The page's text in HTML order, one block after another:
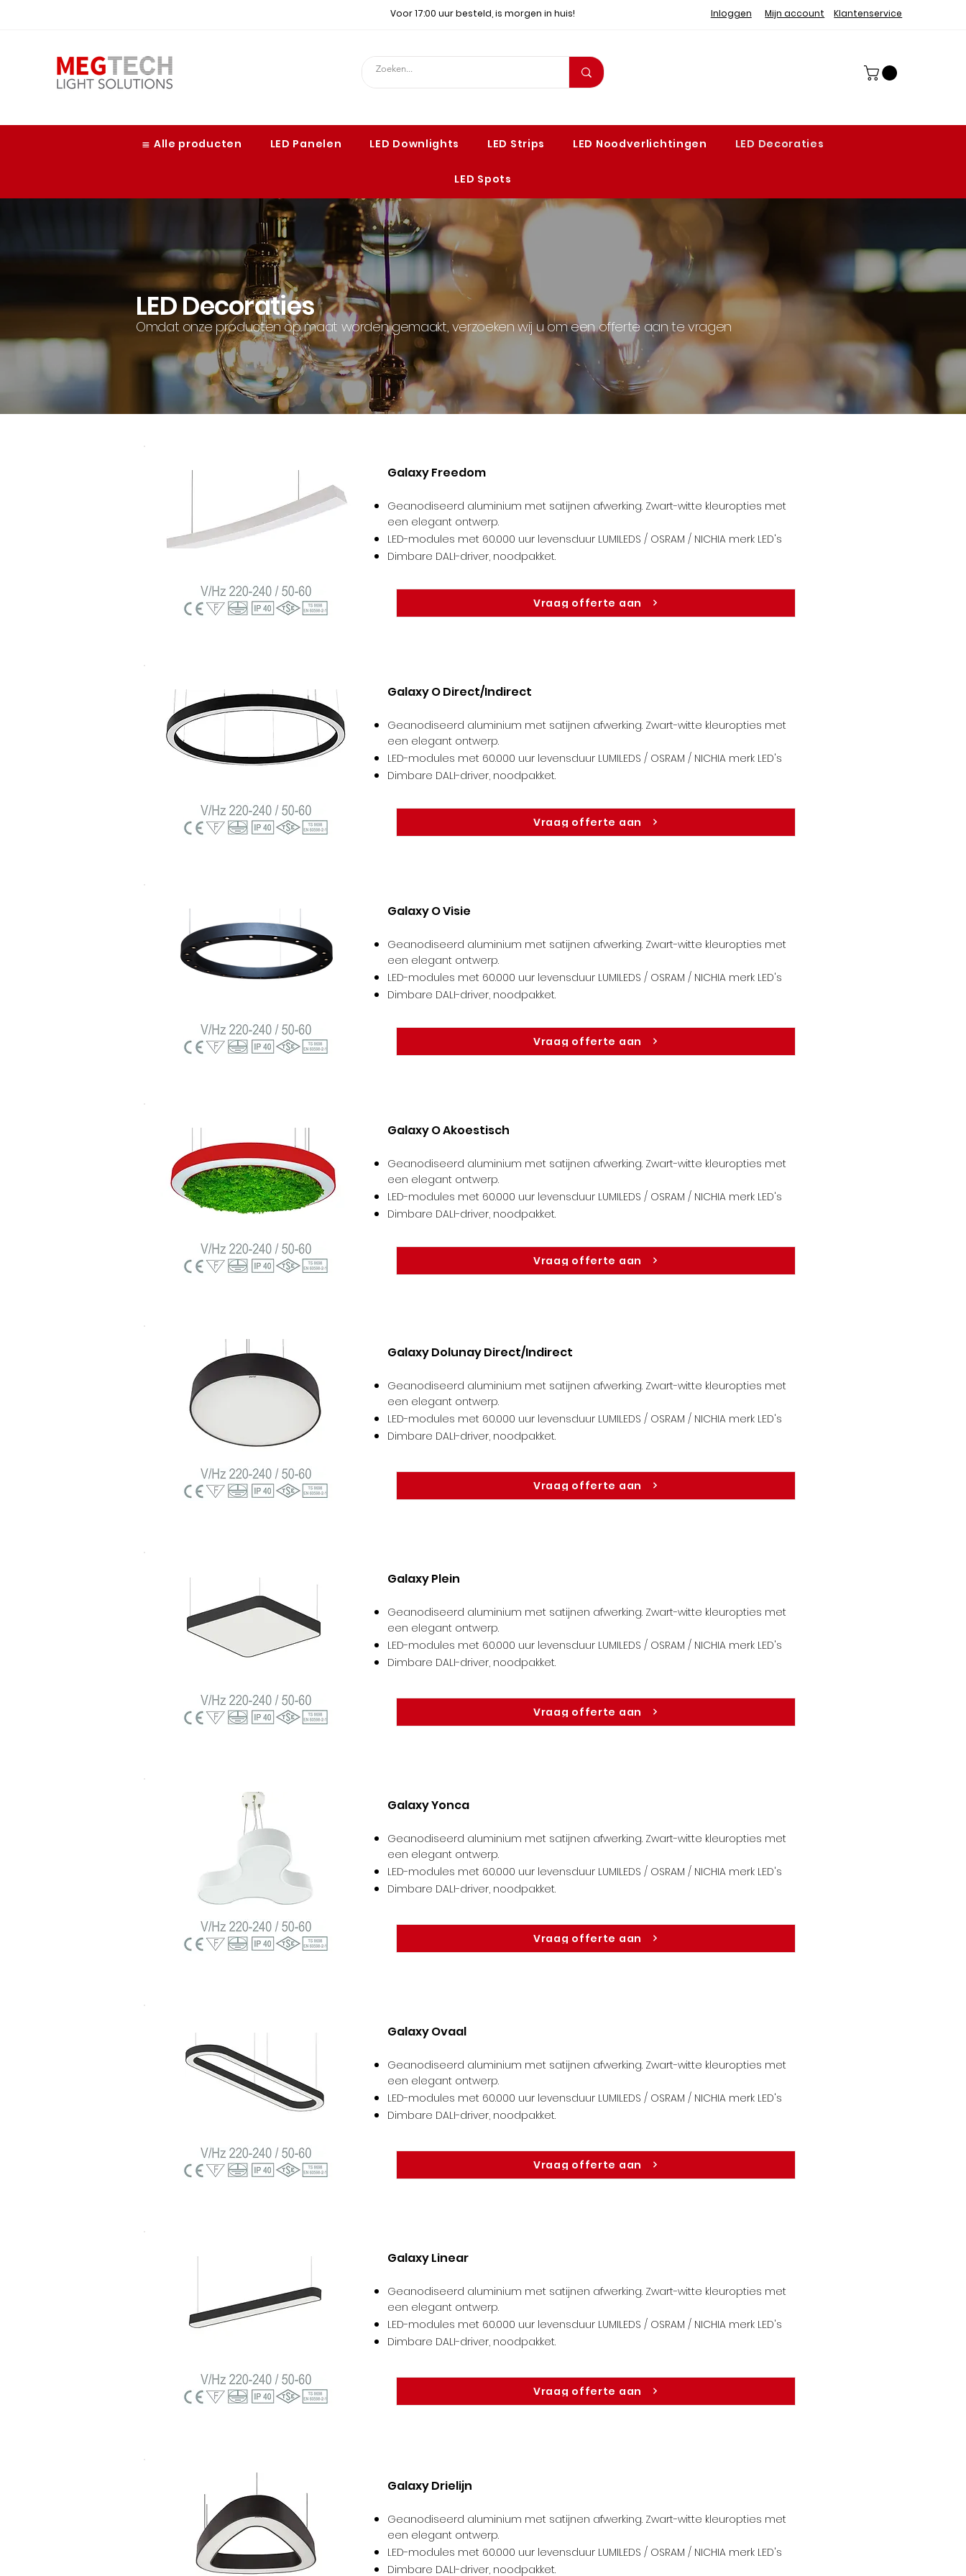
Voor 17:00 uur besteld, is morgen in huis! Inloggen Mijn account Klantenservice
≣ Alle producten LED Panelen LED Downlights LED Strips LED Noodverlichtingen LED Decoraties
LED Spots
LED Decoraties
Omdat onze producten op maat worden gemaakt, verzoeken wij u om een offerte aan te vragen
Galaxy Freedom
Geanodiseerd aluminium met satijnen afwerking. Zwart-witte kleuropties met
een elegant ontwerp.
LED-modules met 60.000 uur levensduur LUMILEDS / OSRAM / NICHIA merk LED's
Dimbare DALI-driver, noodpakket.
Vraag offerte aan
Galaxy O Direct/Indirect
Geanodiseerd aluminium met satijnen afwerking. Zwart-witte kleuropties met
een elegant ontwerp.
LED-modules met 60.000 uur levensduur LUMILEDS / OSRAM / NICHIA merk LED's
Dimbare DALI-driver, noodpakket.
Vraag offerte aan
Galaxy O Visie
Geanodiseerd aluminium met satijnen afwerking. Zwart-witte kleuropties met
een elegant ontwerp.
LED-modules met 60.000 uur levensduur LUMILEDS / OSRAM / NICHIA merk LED's
Dimbare DALI-driver, noodpakket.
Vraag offerte aan
Galaxy O Akoestisch
Geanodiseerd aluminium met satijnen afwerking. Zwart-witte kleuropties met
een elegant ontwerp.
LED-modules met 60.000 uur levensduur LUMILEDS / OSRAM / NICHIA merk LED's
Dimbare DALI-driver, noodpakket.
Vraag offerte aan
Galaxy Dolunay Direct/Indirect
Geanodiseerd aluminium met satijnen afwerking. Zwart-witte kleuropties met
een elegant ontwerp.
LED-modules met 60.000 uur levensduur LUMILEDS / OSRAM / NICHIA merk LED's
Dimbare DALI-driver, noodpakket.
Vraag offerte aan
Galaxy Plein
Geanodiseerd aluminium met satijnen afwerking. Zwart-witte kleuropties met
een elegant ontwerp.
LED-modules met 60.000 uur levensduur LUMILEDS / OSRAM / NICHIA merk LED's
Dimbare DALI-driver, noodpakket.
Vraag offerte aan
Galaxy Yonca
Geanodiseerd aluminium met satijnen afwerking. Zwart-witte kleuropties met
een elegant ontwerp.
LED-modules met 60.000 uur levensduur LUMILEDS / OSRAM / NICHIA merk LED's
Dimbare DALI-driver, noodpakket.
Vraag offerte aan
Galaxy Ovaal
Geanodiseerd aluminium met satijnen afwerking. Zwart-witte kleuropties met
een elegant ontwerp.
LED-modules met 60.000 uur levensduur LUMILEDS / OSRAM / NICHIA merk LED's
Dimbare DALI-driver, noodpakket.
Vraag offerte aan
Galaxy Linear
Geanodiseerd aluminium met satijnen afwerking. Zwart-witte kleuropties met
een elegant ontwerp.
LED-modules met 60.000 uur levensduur LUMILEDS / OSRAM / NICHIA merk LED's
Dimbare DALI-driver, noodpakket.
Vraag offerte aan
Galaxy Drielijn
Geanodiseerd aluminium met satijnen afwerking. Zwart-witte kleuropties met
een elegant ontwerp.
LED-modules met 60.000 uur levensduur LUMILEDS / OSRAM / NICHIA merk LED's
Dimbare DALI-driver, noodpakket.